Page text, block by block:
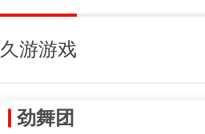
久游游戏
劲舞团